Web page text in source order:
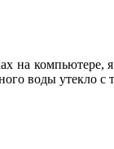
на компьютере,
воды утекло с